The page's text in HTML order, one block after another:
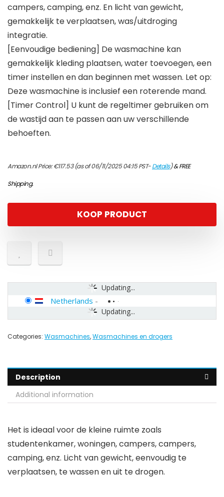
campers, camping, enz. En licht van gewicht,
gemakkelijk te verplaatsen, was/uitdroging
integratie.
[Eenvoudige bediening] De wasmachine kan
gemakkelijk kleding plaatsen, water toevoegen, een
timer instellen en dan beginnen met wassen. Let op:
Deze wasmachine is inclusief een roterende mand.
[Timer Control] U kunt de regeltimer gebruiken om
de wastijd aan te passen aan uw verschillende
behoeften.
Amazon.nl Price:€117.53(as of 06/11/2025 04:15 PST-Details)&FREE
Shipping.
KOOP PRODUCT
Updating...
Updating...
Netherlands -
Categories: Wasmachines,Wasmachines en drogers
Description
Additional information
Het is ideaal voor de kleine ruimte zoals
studentenkamer, woningen, campers, campers,
camping, enz. Licht van gewicht, eenvoudig te
verplaatsen, te wassen en uit te drogen.